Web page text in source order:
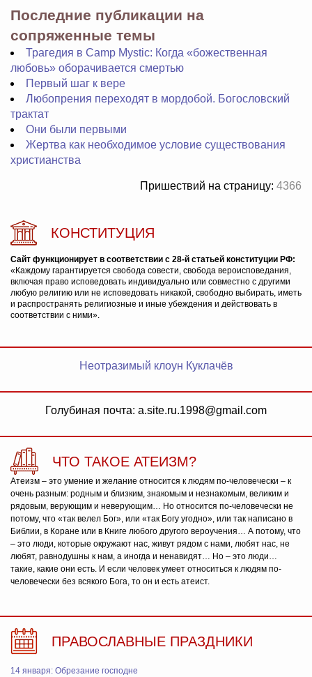
Последние публикации на
сопряженные темы
Трагедия в Camp Mystic: Когда «божественная
любовь» оборачивается смертью
Первый шаг к вере
Любопрения переходят в мордобой. Богословский
трактат
Они были первыми
Жертва как необходимое условие существования
христианства
Пришествий на страницу: 4366
КОНСТИТУЦИЯ
Сайт функционирует в соответствии с 28-й статьей конституции РФ:
«Каждому гарантируется свобода совести, свобода вероисповедания,
включая право исповедовать индивидуально или совместно с другими
любую религию или не исповедовать никакой, свободно выбирать, иметь
и распространять религиозные и иные убеждения и действовать в
соответствии с ними».
Неотразимый клоун Куклачёв
Голубиная почта: a.site.ru.1998@gmail.com
ЧТО ТАКОЕ АТЕИЗМ?
Атеизм – это умение и желание относится к людям по-человечески – к
очень разным: родным и близким, знакомым и незнакомым, великим и
рядовым, верующим и неверующим… Но относится по-человечески не
потому, что «так велел Бог», или «так Богу угодно», или так написано в
Библии, в Коране или в Книге любого другого вероучения… А потому, что
– это люди, которые окружают нас, живут рядом с нами, любят нас, не
любят, равнодушны к нам, а иногда и ненавидят… Но – это люди…
такие, какие они есть. И если человек умеет относиться к людям по-
человечески без всякого Бога, то он и есть атеист.
ПРАВОСЛАВНЫЕ ПРАЗДНИКИ
14 января: Обрезание господне